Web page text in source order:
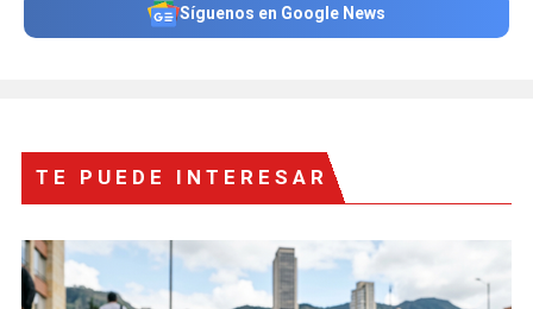
Síguenos en Google News
TE PUEDE INTERESAR